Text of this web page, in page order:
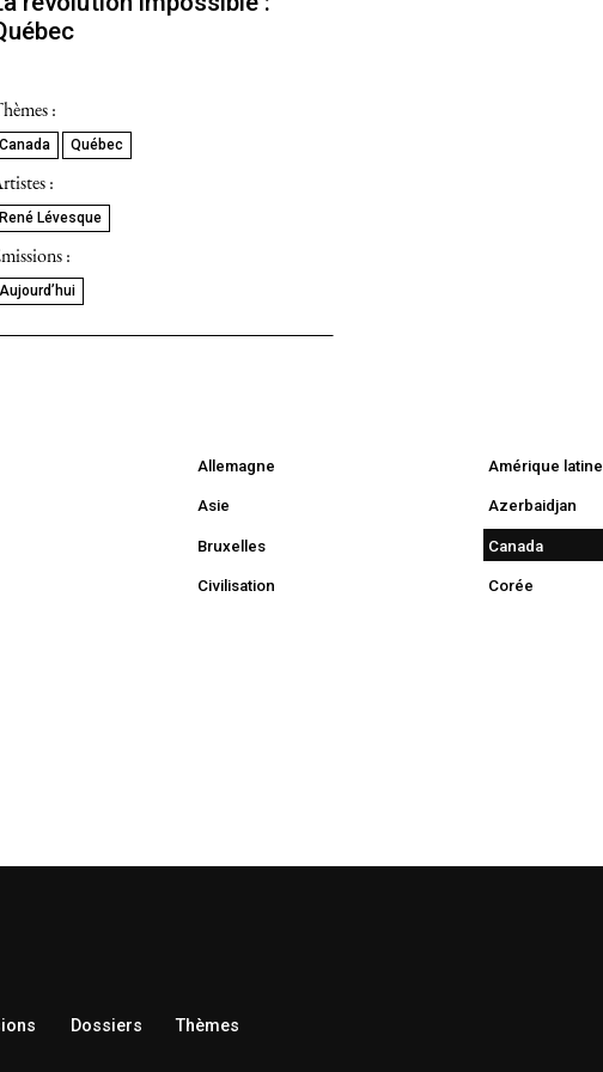
:
Canada Québec
:
René Lévesque
:
Aujourd’hui
Allemagne Amérique latine
Asie Azerbaidjan
Bruxelles Canada
Civilisation Corée
Dossiers Thèmes